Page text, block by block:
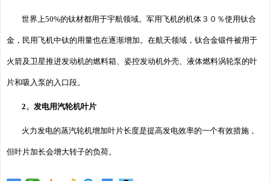
世界上50%的钛材都用于宇航领域。军用飞机的机体３０％使用钛合
金，民用飞机中钛的用量也在逐渐增加。在航天领域，钛合金锻件被用于
火箭及卫星推进发动机的燃料箱、姿控发动机外壳、液体燃料涡轮泵的叶
片和吸入泵的入口段。
2、发电用汽轮机叶片
火力发电的蒸汽轮机增加叶片长度是提高发电效率的一个有效措施，
但叶片加长会增大转子的负荷。